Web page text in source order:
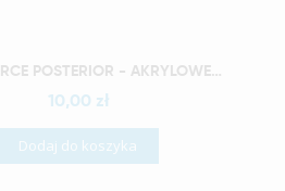
Szybki podgląd YM. NAPERCE POSTERIOR - AKRYLOWE ZĘBY SZTUCZNE - A4-M34D
10,00 zł
Dodaj do koszyka